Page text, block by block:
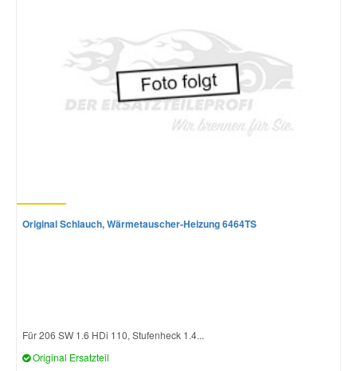
Original Schlauch, Wärmetauscher-Heizung 6464TS
Für 206 SW 1.6 HDi 110, Stufenheck 1.4...
Original Ersatzteil